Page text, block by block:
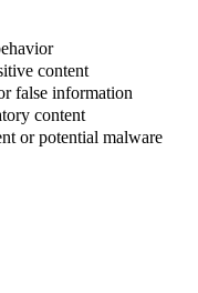
content
false information
content
or potential malware